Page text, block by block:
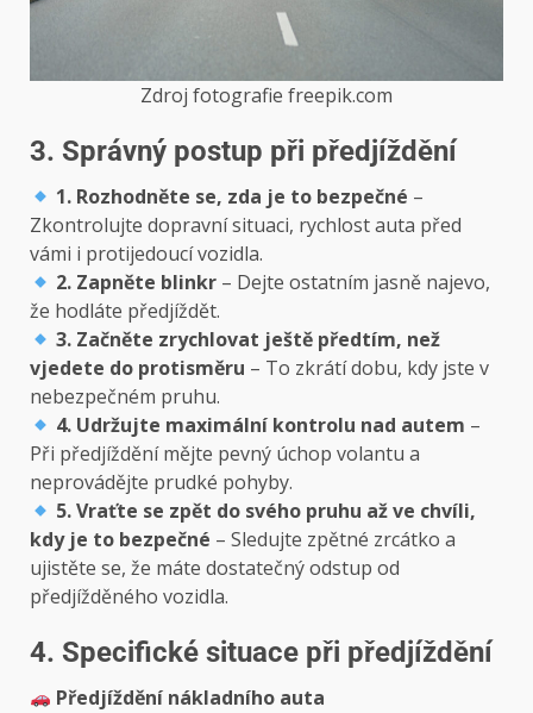
Zdroj fotografie freepik.com
3. Správný postup při předjíždění
1. Rozhodněte se, zda je to bezpečné –
Zkontrolujte dopravní situaci, rychlost auta před
vámi i protijedoucí vozidla.
2. Zapněte blinkr – Dejte ostatním jasně najevo,
že hodláte předjíždět.
3. Začněte zrychlovat ještě předtím, než
vjedete do protisměru – To zkrátí dobu, kdy jste v
nebezpečném pruhu.
4. Udržujte maximální kontrolu nad autem –
Při předjíždění mějte pevný úchop volantu a
neprovádějte prudké pohyby.
5. Vraťte se zpět do svého pruhu až ve chvíli,
kdy je to bezpečné – Sledujte zpětné zrcátko a
ujistěte se, že máte dostatečný odstup od
předjížděného vozidla.
4. Specifické situace při předjíždění
Předjíždění nákladního auta